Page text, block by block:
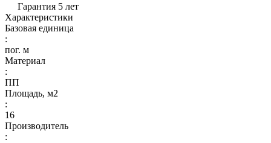
Гарантия 5 лет
Характеристики
Базовая единица
:
пог. м
Материал
:
ПП
Площадь, м2
:
16
Производитель
: